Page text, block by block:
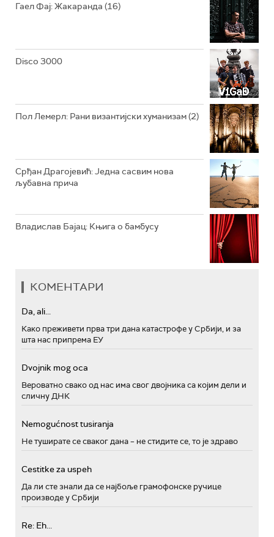
РАДИО ЏЕЗЕР
Гаел Фај: Жакаранда (16)
Disco 3000
Пол Лемерл: Рани византијски хуманизам (2)
Срђан Драгојевић: Једна сасвим нова
љубавна прича
Владислав Бајац: Књига о бамбусу
КОМЕНТАРИ
Da, ali...
Како преживети прва три дана катастрофе у Србији, и за
шта нас припрема ЕУ
Dvojnik mog oca
Вероватно свако од нас има свог двојника са којим дели и
сличну ДНК
Nemogućnost tusiranja
Не туширате се сваког дана – не стидите се, то је здраво
Cestitke za uspeh
Да ли сте знали да се најбоље грамофонске ручице
производе у Србији
Re: Eh...